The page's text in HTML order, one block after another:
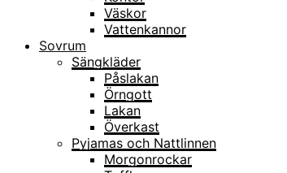
Väskor
Vattenkannor
Sovrum
Sängkläder
Påslakan
Örngott
Lakan
Överkast
Pyjamas och Nattlinnen
Morgonrockar